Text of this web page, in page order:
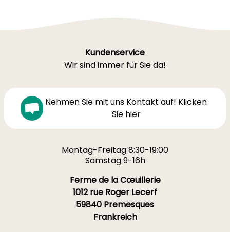
Kundenservice
Wir sind immer für Sie da!
Nehmen Sie mit uns Kontakt auf! Klicken
Sie hier
Montag-Freitag 8:30-19:00
Samstag 9-16h
Ferme de la Cœuillerie
1012 rue Roger Lecerf
59840 Premesques
Frankreich